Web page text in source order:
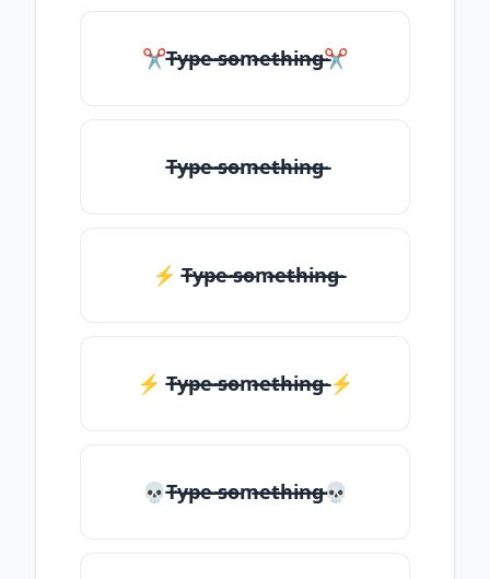
✂T̶̴y̶̴p̶̴e̶̴ ̶̴s̶̴o̶̴m̶̴e̶̴t̶̴h̶̴i̶̴n̶̴g̶̴✂
T̶̴y̶̴p̶̴e̶̴ ̶̴s̶̴o̶̴m̶̴e̶̴t̶̴h̶̴i̶̴n̶̴g̶̴
⚡ T̶̴y̶̴p̶̴e̶̴ ̶̴s̶̴o̶̴m̶̴e̶̴t̶̴h̶̴i̶̴n̶̴g̶̴
⚡️ T̶̴y̶̴p̶̴e̶̴ ̶̴s̶̴o̶̴m̶̴e̶̴t̶̴h̶̴i̶̴n̶̴g̶̴ ⚡️
💀T̶̴y̶̴p̶̴e̶̴ ̶̴s̶̴o̶̴m̶̴e̶̴t̶̴h̶̴i̶̴n̶̴g̶̴💀